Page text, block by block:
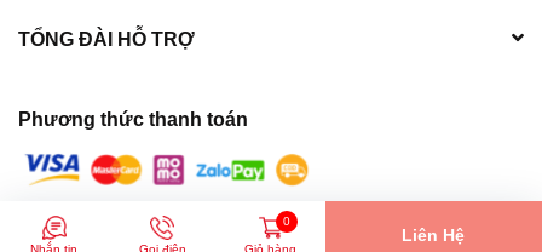
TỔNG ĐÀI HỖ TRỢ
Phương thức thanh toán
© Bản quyền thuộc về Máy móc xây dựng Hòa Phát | Cung cấp bởi
Nhắn tin Gọi điện
0
Giỏ hàng
Liên Hệ